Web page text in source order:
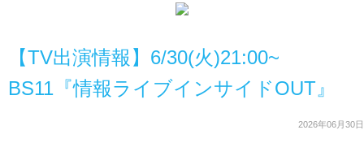
【TV出演情報】6/30(火)21:00~
BS11『情報ライブインサイドOUT』
2026年06月30日